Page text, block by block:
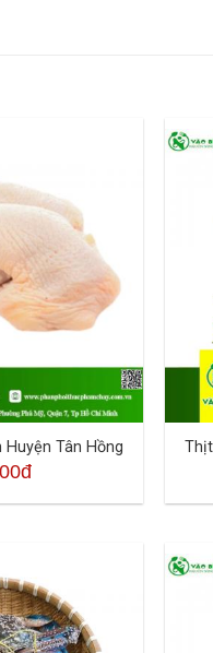
Tân Hồng